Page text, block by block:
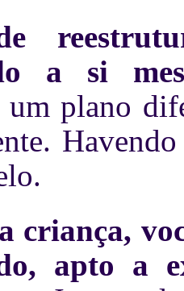
a si
um plano
criança,
apto a